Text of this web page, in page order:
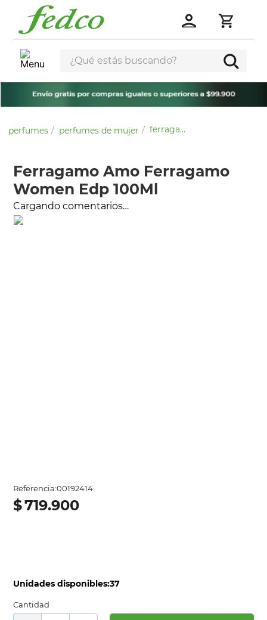
¿Qué estás buscando?
perfumes perfumes de mujer ferragamo amo ferragamo women edp 100ml
Ferragamo Amo Ferragamo
Women Edp 100Ml
Cargando comentarios…
Referencia:00192414
$719.900
Unidades disponibles:37
Cantidad